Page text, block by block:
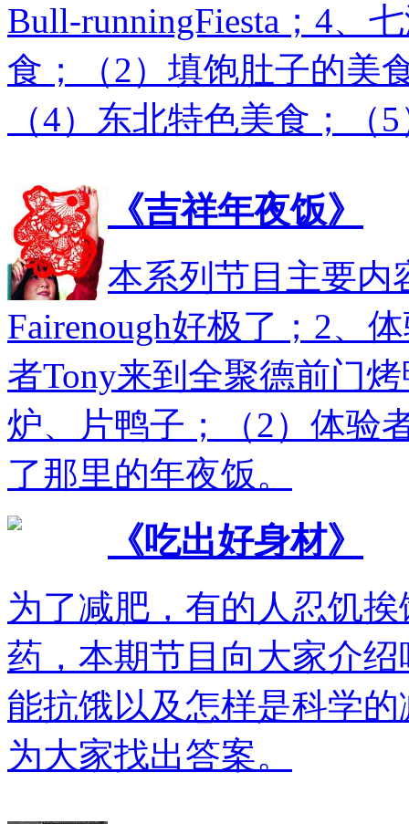
Bull-runningFiesta；4、
食；（2）填饱肚子的美
（4）东北特色美食；（
《吉祥年夜饭》
本系列节目主要内
Fairenough好极了；2、
者Tony来到全聚德前门
炉、片鸭子；（2）体验
了那里的年夜饭。
《吃出好身材》
为了减肥，有的人忍饥
药，本期节目向大家介
能抗饿以及怎样是科学
为大家找出答案。